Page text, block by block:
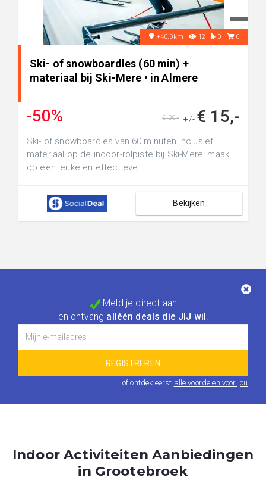
+40.0km 12 0 0
Ski- of snowboardles (60 min) +
materiaal bij Ski-Mere • in Almere
-50% +/- € 15,-
€ 30,-
Ski- of snowboardles van 60 minuten inclusief
materiaal op de indoor-rolpiste bij Ski-Mere: maak
op een leuke en effectieve...
Bekijken
Meld je direct aan
en ontvang alléén deals die JIJ wil !
...of ontdek eerst alle voordelen voor jou.
Indoor Activiteiten Aanbiedingen
in Grootebroek